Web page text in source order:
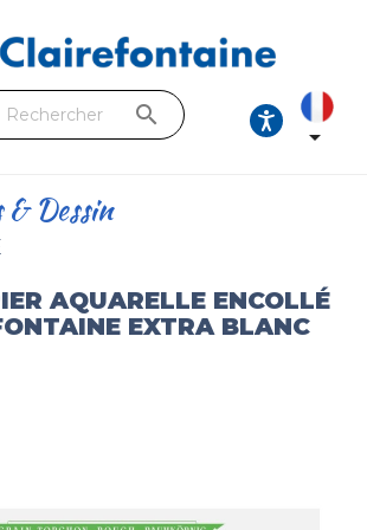
NOS COLLECTIONS
search

Dessin
AQUARELLE ENCOLLÉ
EXTRA BLANC